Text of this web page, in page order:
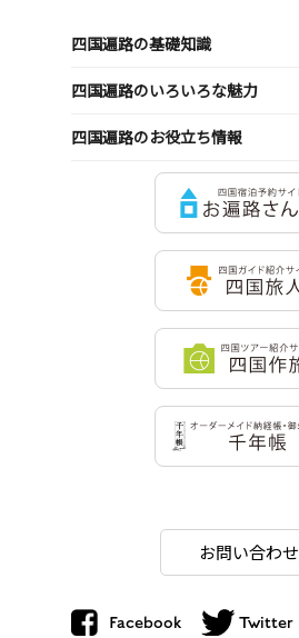
四国遍路の基礎知識
四国遍路のいろいろな魅力
四国遍路のお役立ち情報
お問い合わせ
Facebook Twitter